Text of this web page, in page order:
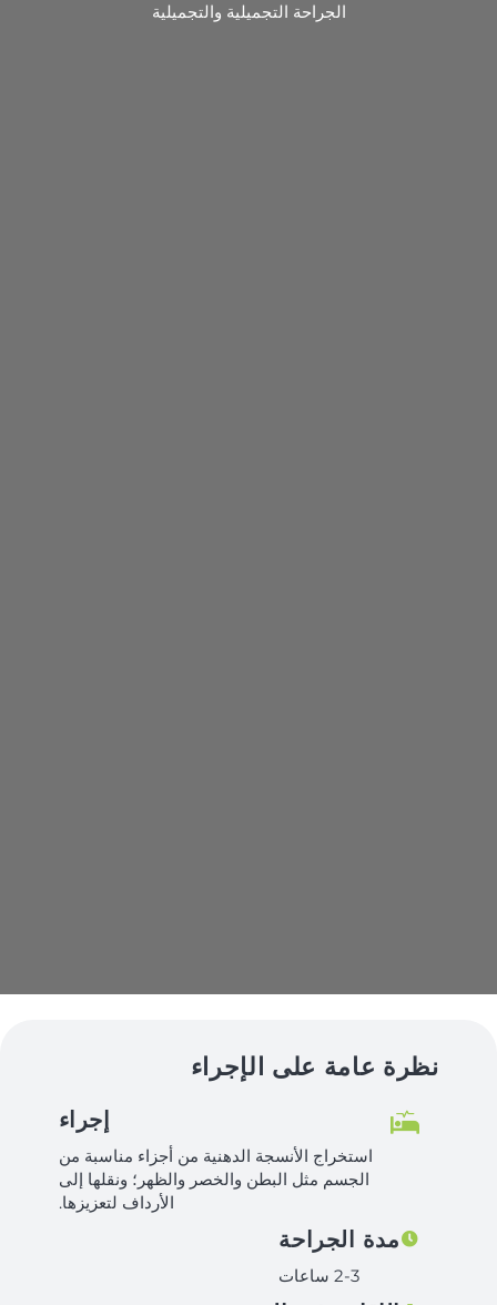
الجراحة التجميلية والتجميلية
نظرة عامة على الإجراء
إجراء
استخراج الأنسجة الدهنية من أجزاء مناسبة من
الجسم مثل البطن والخصر والظهر؛ ونقلها إلى
الأرداف لتعزيزها.
مدة الجراحة
2-3 ساعات